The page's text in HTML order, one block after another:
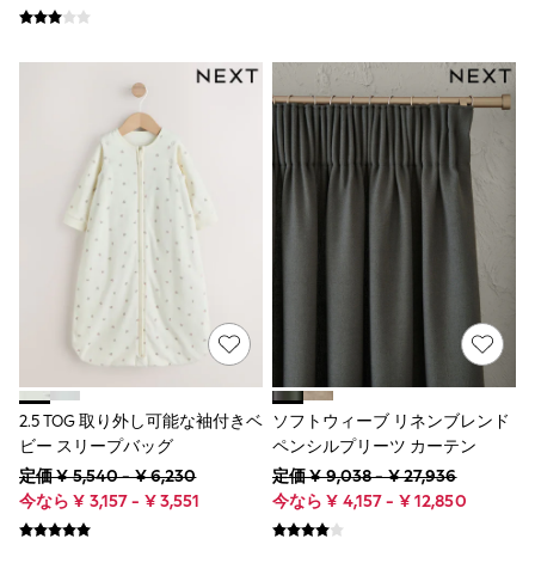
Hats
Kindergarten
School Shoes
Sportswear
BABY
50cm
55cm
60cm
70cm
75cm
80cm
85cm
90cm
95cm
Boys
Girls
All Maternity
All Clothing
Cardigans & Knitwear
2.5 TOG 取り外し可能な袖付きベ
ビー スリープバッグ
定価 ¥ 5,540 - ¥ 6,230
今なら ¥ 3,157 - ¥ 3,551
ソフトウィーブ リネンブレンド
ペンシルプリーツ カーテン
定価 ¥ 9,038 - ¥ 27,936
今なら ¥ 4,157 - ¥ 12,850